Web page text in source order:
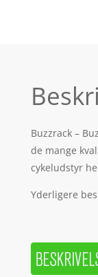
Buzzrack –
de mange
cykeludstyr
Yderligere